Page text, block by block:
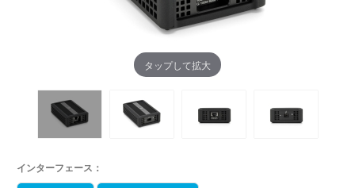
タップして拡大
インターフェース：